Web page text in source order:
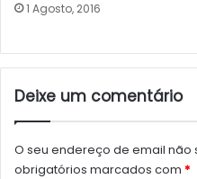
1 Agosto, 2016
Deixe um comentário
O seu endereço de email não
obrigatórios marcados com *